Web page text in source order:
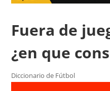
Fuera de
¿en que
Diccionario de Fútbol